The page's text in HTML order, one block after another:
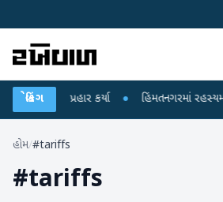
બ્રેકિંગ
પર પ્રહાર કર્યા ● હિંમતનગરમાં રહસ્યમય
હોમ/#tariffs
#tariffs